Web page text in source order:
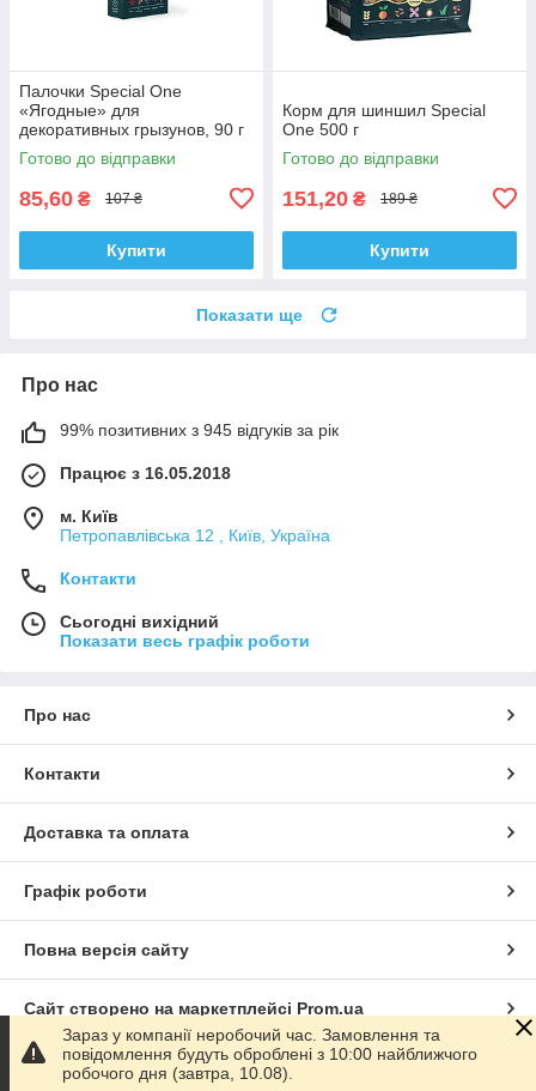
Палочки Special One
«Ягодные» для
декоративных грызунов, 90 г
Готово до відправки
85,60 ₴ 107 ₴
Купити
Корм для шиншил Special
One 500 г
Готово до відправки
151,20 ₴ 189 ₴
Купити
Показати ще
Про нас
99% позитивних з 945 відгуків за рік
Працює з 16.05.2018
м. Київ
Петропавлівська 12 , Київ, Україна
Контакти
Сьогодні вихідний
Показати весь графік роботи
Про нас
Контакти
Доставка та оплата
Графік роботи
Повна версія сайту
Сайт створено на маркетплейсі Prom.ua
Політика конфіденційності
Зараз у компанії неробочий час. Замовлення та
повідомлення будуть оброблені з 10:00 найближчого
робочого дня (завтра, 10.08).